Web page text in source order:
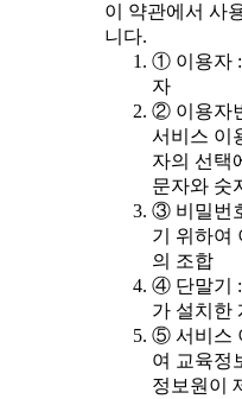
이 약관에서 사
니다.
① 이용자 :
자
② 이용자
서비스 이
자의 선택
문자와 숫
③ 비밀번
기 위하여
의 조합
④ 단말기 :
가 설치한
⑤ 서비스
여 교육정
정보원이